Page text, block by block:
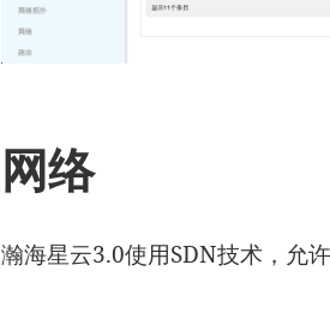
网络
瀚海星云3.0使用SDN技术，允